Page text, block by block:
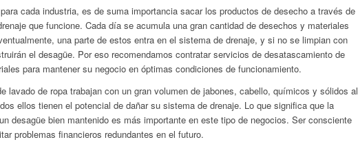
cada industria, es de suma importancia sacar los productos de desecho a través de
que funcione. Cada día se acumula una gran cantidad de desechos y materiales
una parte de estos entra en el sistema de drenaje, y si no se limpian con
el desagüe. Por eso recomendamos contratar servicios de desatascamiento de
para mantener su negocio en óptimas condiciones de funcionamiento.
lavado de ropa trabajan con un gran volumen de jabones, cabello, químicos y sólidos al
ellos tienen el potencial de dañar su sistema de drenaje. Lo que significa que la
desagüe bien mantenido es más importante en este tipo de negocios. Ser consciente
problemas financieros redundantes en el futuro.